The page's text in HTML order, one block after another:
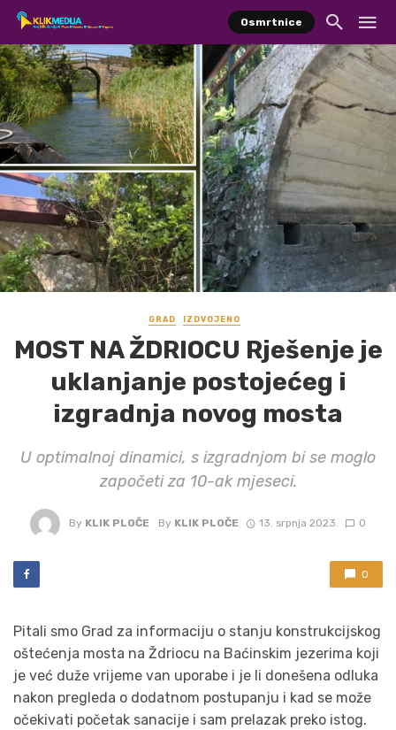
Osmrtnice
GRAD IZDVOJENO
MOST NA ŽDRIOCU Rješenje je
uklanjanje postojećeg i
izgradnja novog mosta
U optimalnoj dinamici, s izgradnjom bi se moglo
započeti za 10-ak mjeseci.
By KLIK PLOČE By KLIK PLOČE 13. srpnja 2023. 0
0
Pitali smo Grad za informaciju o stanju konstrukcijskog
oštećenja mosta na Ždriocu na Baćinskim jezerima koji
je već duže vrijeme van uporabe i je li donešena odluka
nakon pregleda o dodatnom postupanju i kad se može
očekivati početak sanacije i sam prelazak preko istog.